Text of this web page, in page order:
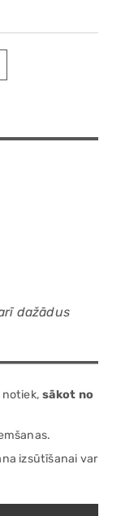
dažādus
notiek,sākot no
izsūtīšanai var